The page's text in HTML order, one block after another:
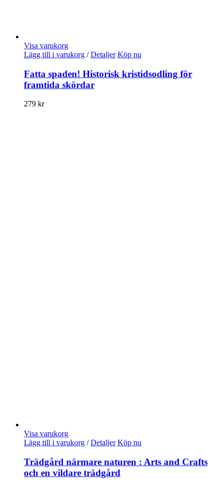
Visa varukorg
Lägg till i varukorg / Detaljer Köp nu
Fatta spaden! Historisk kristidsodling för
framtida skördar
279 kr
Visa varukorg
Lägg till i varukorg / Detaljer Köp nu
Trädgård närmare naturen : Arts and Crafts
och en vildare trädgård